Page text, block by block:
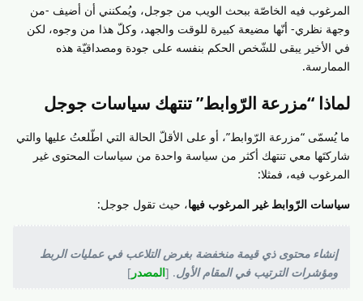
المرغوب فيه الخاصّة ببحث الويب من جوجل، ويُمكنني أن أضيف -من
وجهة نظري- أنّها مضيعة كبيرة للوقت والجهد، وكلّ هذا من وجوه، لكن
في الأخير يبقى للشّخص الحكم بنفسه على جودة ومصداقيّة هذه
الممارسة.
لماذا “مزرعة الرّوابط” تنتهك سياسات جوجل
ما يُسمّى “مزرعة الرّوابط”، أو على الأقلّ الحالة التي اطّلعتُ عليها والتي
شاركتَها معي تنتهك أكثر من سياسة واحدة من سياسات المحتوى غير
المرغوب فيه، فمثلا:
سياسات الرّوابط غير المرغوب فيها، حيث تقول جوجل:
إنشاء محتوى ذي قيمة منخفضة بغرض التلاعب في عمليات الربط
ومؤشرات الترتيب في المقام الأول. [المصدر ]